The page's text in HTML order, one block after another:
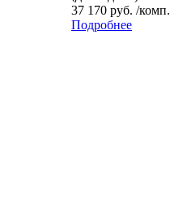
37 170 руб. /комп.
Подробнее